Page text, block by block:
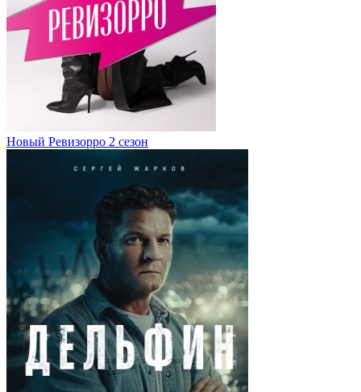
Новый Ревизорро 2 сезон